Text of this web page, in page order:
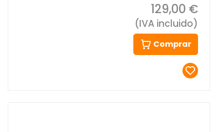
129,00 €
(IVA incluido)
Comprar